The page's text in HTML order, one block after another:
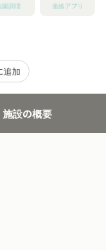
園調理 連絡アプリ
追加
施設の概要